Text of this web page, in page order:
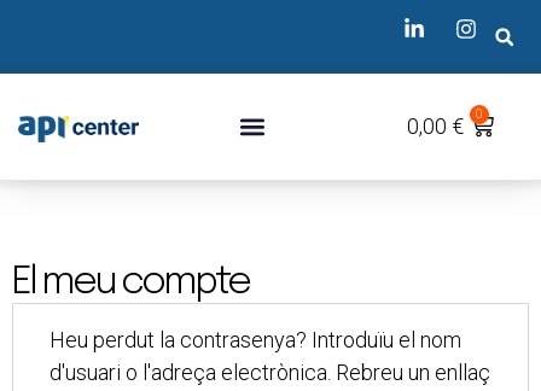
0,00 € 0
El meu compte
Heu perdut la contrasenya? Introduïu el nom
d'usuari o l'adreça electrònica. Rebreu un enllaç